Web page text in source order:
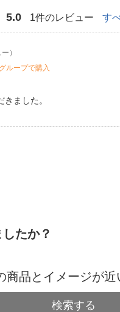
5.0 1件のレビュー す
）
ループで購入
ました。
たか？
商品とイメージが
検索する